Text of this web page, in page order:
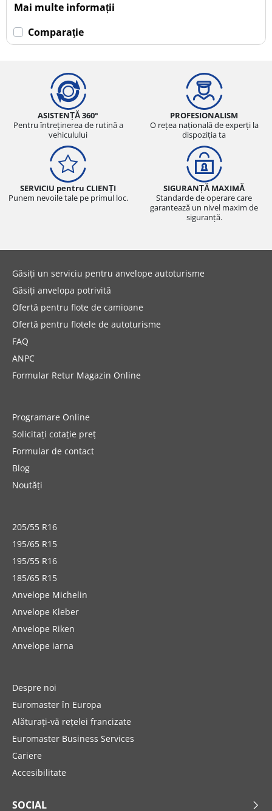
Mai multe informații
Comparaţie
ASISTENȚĂ 360°
Pentru întreținerea de rutină a
vehiculului
PROFESIONALISM
O rețea națională de experți la
dispoziția ta
SERVICIU pentru CLIENȚI
Punem nevoile tale pe primul loc.
SIGURANȚĂ MAXIMĂ
Standarde de operare care
garantează un nivel maxim de
siguranță.
Găsiți un serviciu pentru anvelope autoturisme
Găsiți anvelopa potrivită
Ofertă pentru flote de camioane
Ofertă pentru flotele de autoturisme
FAQ
ANPC
Formular Retur Magazin Online
Programare Online
Solicitați cotație preț
Formular de contact
Blog
Noutăți
205/55 R16
195/65 R15
195/55 R16
185/65 R15
Anvelope Michelin
Anvelope Kleber
Anvelope Riken
Anvelope iarna
Despre noi
Euromaster în Europa
Alăturați-vă rețelei francizate
Euromaster Business Services
Cariere
Accesibilitate
SOCIAL